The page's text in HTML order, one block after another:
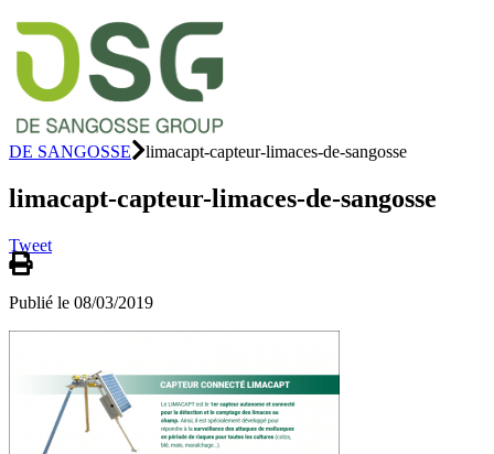
DE SANGOSSE limacapt-capteur-limaces-de-sangosse
limacapt-capteur-limaces-de-sangosse
Tweet
Publié le 08/03/2019